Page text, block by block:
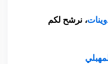
، نرشح لكم